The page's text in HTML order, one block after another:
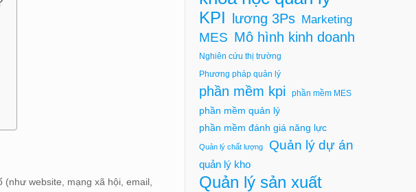
website, mạng xã hội, email,
KPI lương 3Ps Marketing
MES Mô hình kinh doanh
Nghiên cứu thị trường
Phương pháp quản lý
phần mềm kpi phần mềm MES
phần mềm quản lý
phần mềm đánh giá năng lực
Quản lý chất lượng Quản lý dự án
quản lý kho
Quản lý sản xuất